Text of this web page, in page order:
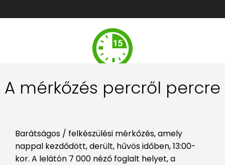
A mérkőzés percről percre
Barátságos / felkészülési mérkőzés, amely
nappal kezdődött, derült, hűvös időben, 13:00-
kor. A lelátón 7 000 néző foglalt helyet, a